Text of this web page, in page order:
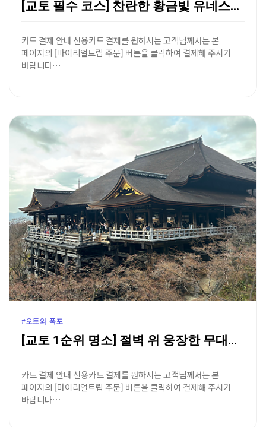
[교토 필수 코스] 찬란한 황금빛 유네스코 세계유산, …
카드 결제 안내 신용카드 결제를 원하시는 고객님께서는 본
페이지의 [마이리얼트립 주문] 버튼을 클릭하여 결제해 주시기
바랍니다…
#오토와 폭포
[교토 1순위 명소] 절벽 위 웅장한 무대와 기적의 샘…
카드 결제 안내 신용카드 결제를 원하시는 고객님께서는 본
페이지의 [마이리얼트립 주문] 버튼을 클릭하여 결제해 주시기
바랍니다…